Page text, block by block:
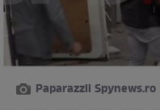
Paparazzii Spynews.ro